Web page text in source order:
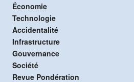
Économie
Technologie
Accidentalité
Infrastructure
Gouvernance
Société
Revue Pondération